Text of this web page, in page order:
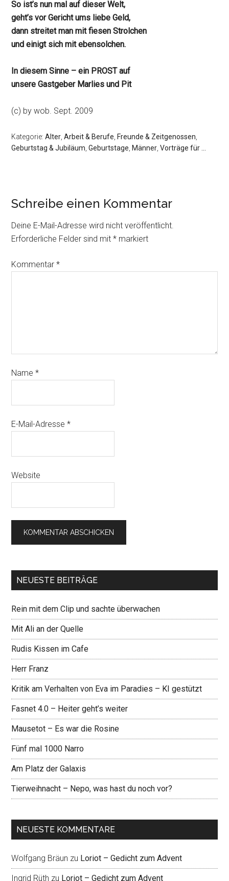
So ist’s nun mal auf dieser Welt,
geht’s vor Gericht ums liebe Geld,
dann streitet man mit fiesen Strolchen
und einigt sich mit ebensolchen.
In diesem Sinne – ein PROST auf
unsere Gastgeber Marlies und Pit
(c) by wob. Sept. 2009
Kategorie:Alter ,Arbeit & Berufe Freunde & Zeitgenossen
Geburtstag & Jubiläum ,Geburtstage Männer ,Vorträge für ...
Schreibe einen Kommentar
Deine E-Mail-Adresse wird nicht veröffentlicht.
Erforderliche Felder sind mit* markiert
Kommentar*
Name*
E-Mail-Adresse*
Website
NEUESTE BEITRÄGE
Rein mit dem Clip und sachte überwachen
Mit Ali an der Quelle
Rudis Kissen im Cafe
Herr Franz
Kritik am Verhalten von Eva im Paradies – KI gestützt
Fasnet 4.0 – Heiter geht’s weiter
Mausetot – Es war die Rosine
Fünf mal 1000 Narro
Am Platz der Galaxis
Tierweihnacht – Nepo, was hast du noch vor?
NEUESTE KOMMENTARE
Wolfgang Bräun zu Loriot – Gedicht zum Advent
Ingrid Rüth zu Loriot – Gedicht zum Advent